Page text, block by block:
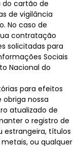
cartão de
de vigilância
No caso de
contratação
solicitadas para
Sociais
Nacional do
para efeitos
obriga nossa
atualizado de
o registro de
estrangeira, títulos
ou qualquer